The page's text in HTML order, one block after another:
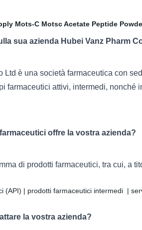
sua azienda Hubei Vanz Pharm
Ltd è una società farmaceutica con
farmaceutici attivi, intermedi,
offre la vostra azienda?
di prodotti farmaceutici, tra cui, a
(API) | prodotti farmaceutici intermedi |
la vostra azienda?